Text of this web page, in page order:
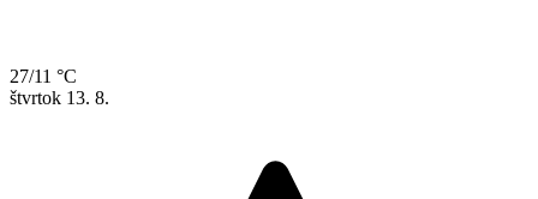
27/11 °C
štvrtok 13. 8.